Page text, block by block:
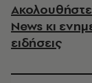
News κι
ειδήσεις